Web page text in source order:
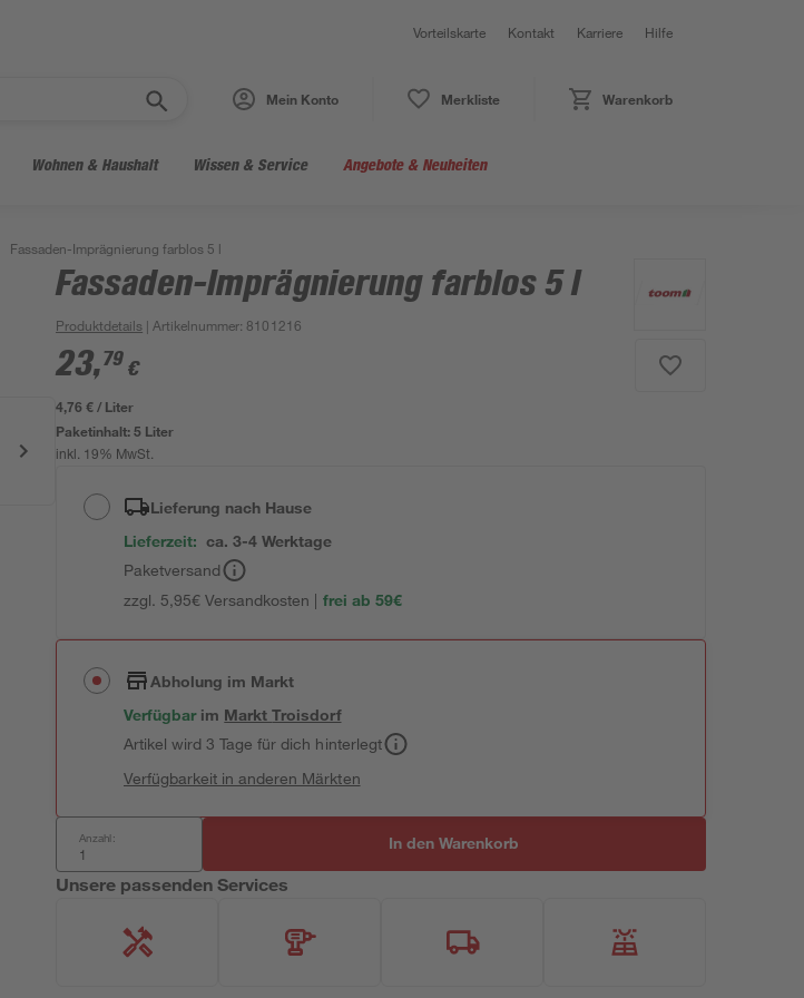
Vorteilskarte Kontakt Karriere Hilfe
Mein Konto Merkliste Warenkorb
Wohnen & Haushalt Wissen & Service Angebote & Neuheiten
Fassaden-Imprägnierung farblos 5 l
Fassaden-Imprägnierung farblos 5 l
Produktdetails | Artikelnummer: 8101216
23,79 €
4,76 € / Liter
Paketinhalt:5 Liter
inkl. 19% MwSt.
Lieferung nach Hause
Lieferzeit: ca. 3-4 Werktage
Paketversand
zzgl. 5,95€ Versandkosten | frei ab 59€
Abholung im Markt
Verfügbar im MarktTroisdorf
Artikel wird 3 Tage für dich hinterlegt
Verfügbarkeit in anderen Märkten
Anzahl: In den Warenkorb
Unsere passenden Services